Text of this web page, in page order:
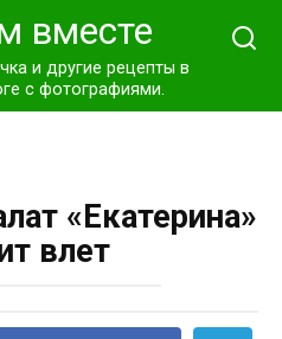
вместе
и другие рецепты в
с фотографиями.
«Екатерина»
влет